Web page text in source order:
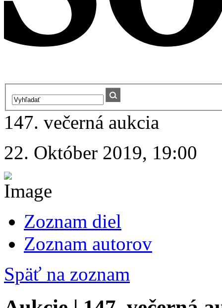
147. večerná aukcia
22. Október 2019, 19:00
Zoznam diel
Zoznam autorov
Späť na zoznam